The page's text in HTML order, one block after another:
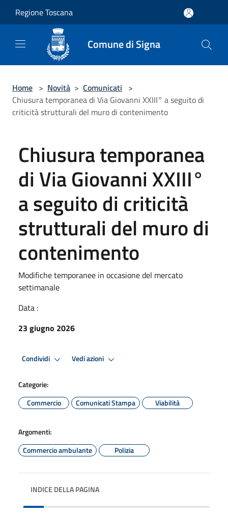
Regione Toscana
Comune di Signa
Home > Novità > Comunicati >
Chiusura temporanea di Via Giovanni XXIII° a seguito di
criticità strutturali del muro di contenimento
Chiusura temporanea
di Via Giovanni XXIII°
a seguito di criticità
strutturali del muro di
contenimento
Modifiche temporanee in occasione del mercato
settimanale
Data :
23 giugno 2026
Condividi Vedi azioni
Categorie:
Commercio
Comunicati Stampa Viabilità
Argomenti:
Commercio ambulante
Polizia
INDICE DELLA PAGINA